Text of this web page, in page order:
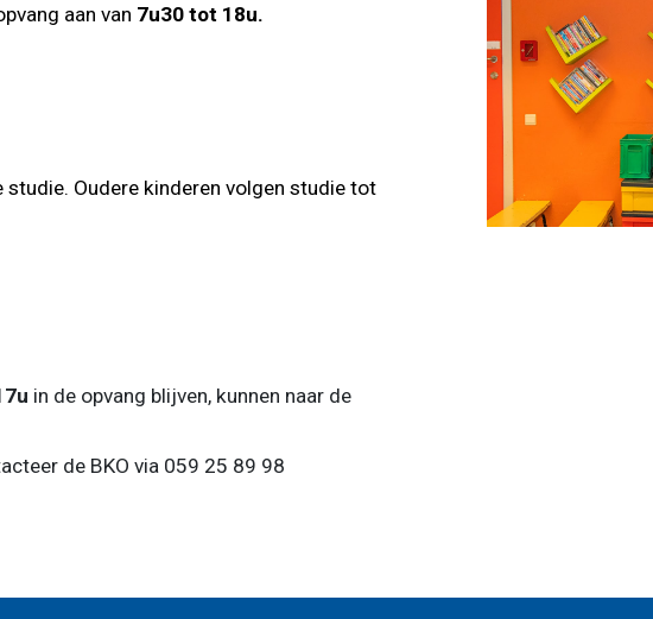
aan van 7u30 tot 18u.
Oudere kinderen volgen studie tot
in de opvang blijven, kunnen naar de
de BKO via 059 25 89 98